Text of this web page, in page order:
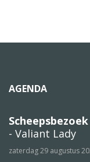
AGENDA
- Valiant Lady
zaterdag 29 augustus